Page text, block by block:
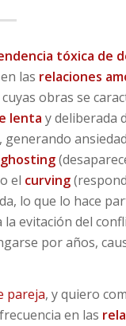
tóxica de
las relaciones
obras se
lenta y deliberada
ghosting
el curving
lo que lo hace
evitación del
por años,
pareja, y quiero
en las